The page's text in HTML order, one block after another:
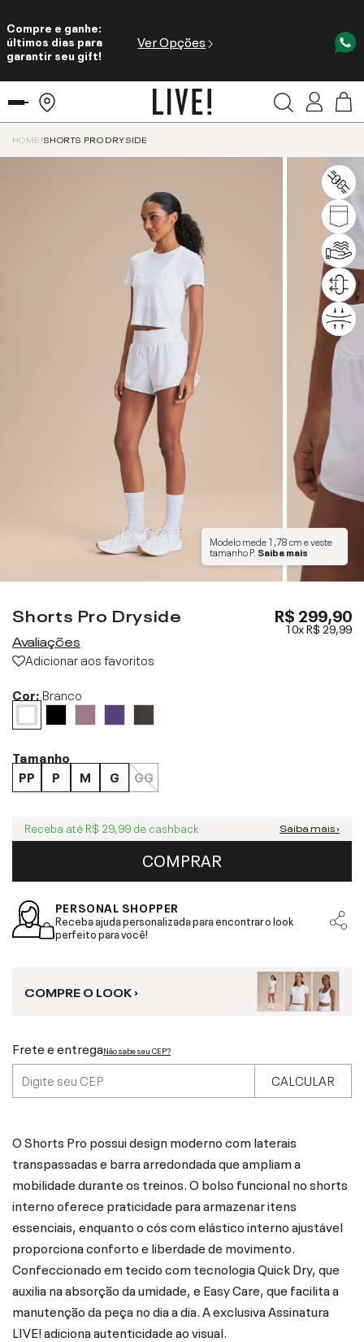
Compre e ganhe:
últimos dias para
garantir seu gift!
Ver Opções
HOME SHORTS PRO DRYSIDE
Modelo mede1,78 cme veste
tamanhoP. Saiba mais
Shorts Pro Dryside
Avaliações
Adicionar aos favoritos
R$ 299,90
10xR$ 29,99
Cor:Branco
Tamanho
PP
P M G GG
Receba até R$ 29,99 de cashback Saiba mais ›
COMPRAR
PERSONAL SHOPPER
Receba ajuda personalizada para encontrar o look
perfeito para você!
COMPRE O LOOK ›
Frete e entregaNão sabe seu CEP?
CALCULAR
O Shorts Pro possui design moderno com laterais
transpassadas e barra arredondada que ampliam a
mobilidade durante os treinos. O bolso funcional no shorts
interno oferece praticidade para armazenar itens
essenciais, enquanto o cós com elástico interno ajustável
proporciona conforto e liberdade de movimento.
Confeccionado em tecido com tecnologia Quick Dry, que
auxilia na absorção da umidade, e Easy Care, que facilita a
manutenção da peça no dia a dia. A exclusiva Assinatura
LIVE! adiciona autenticidade ao visual.